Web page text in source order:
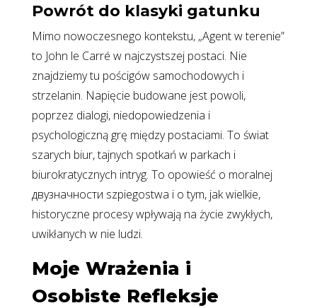
Powrót do klasyki gatunku
Mimo nowoczesnego kontekstu, „Agent w terenie”
to John le Carré w najczystszej postaci. Nie
znajdziemy tu pościgów samochodowych i
strzelanin. Napięcie budowane jest powoli,
poprzez dialogi, niedopowiedzenia i
psychologiczną grę między postaciami. To świat
szarych biur, tajnych spotkań w parkach i
biurokratycznych intryg. To opowieść o moralnej
двузначности szpiegostwa i o tym, jak wielkie,
historyczne procesy wpływają na życie zwykłych,
uwikłanych w nie ludzi.
Moje Wrażenia i
Osobiste Refleksje